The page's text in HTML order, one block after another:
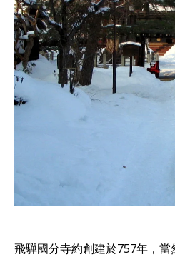
飛驒國分寺約創建於757年，當